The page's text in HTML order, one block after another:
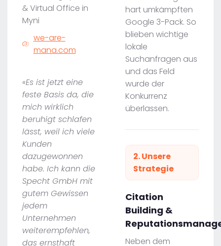
hart umkämpften
Google 3-Pack. So
blieben wichtige
lokale
Suchanfragen aus
und das Feld
wurde der
Konkurrenz
überlassen.
2. Unsere
Strategie
Citation
Building &
Neben dem
& Virtual Office in
Myni
we-are-
mana.com
«Es ist jetzt eine
feste Basis da, die
mich wirklich
beruhigt schlafen
lässt, weil ich viele
Kunden
dazugewonnen
habe. Ich kann die
Specht GmbH mit
gutem Gewissen
jedem
Unternehmen
weiterempfehlen,
das ernsthaft